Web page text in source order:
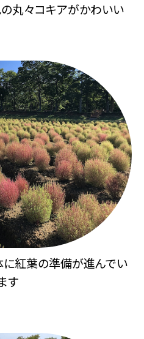
々コキアがかわいい
紅葉の準備が進んでい
す